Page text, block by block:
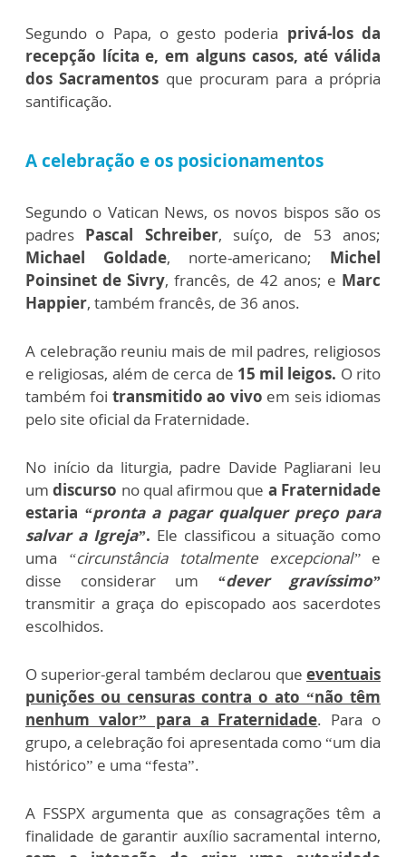
Segundo o Papa, o gesto poderia privá-los da
recepção lícita e, em alguns casos, até válida
dos Sacramentos que procuram para a própria
santificação.
A celebração e os posicionamentos
Segundo o Vatican News, os novos bispos são os
padres Pascal Schreiber, suíço, de 53 anos;
Michael Goldade, norte-americano; Michel
Poinsinet de Sivry, francês, de 42 anos; e Marc
Happier, também francês, de 36 anos.
A celebração reuniu mais de mil padres, religiosos
e religiosas, além de cerca de 15 mil leigos. O rito
também foi transmitido ao vivo em seis idiomas
pelo site oficial da Fraternidade.
No início da liturgia, padre Davide Pagliarani leu
umdiscurso no qual afirmou que a Fraternidade
estaria “pronta a pagar qualquer preço para
salvar a Igreja”. Ele classificou a situação como
uma “circunstância totalmente excepcional”e
disse considerar um “dever gravíssimo”
transmitir a graça do episcopado aos sacerdotes
escolhidos.
O superior-geral também declarou que eventuais
punições ou censuras contra o ato “não têm
nenhum valor” para a Fraternidade. Para o
grupo, a celebração foi apresentada como “um dia
histórico” e uma “festa”.
A FSSPX argumenta que as consagrações têm a
finalidade de garantir auxílio sacramental interno,